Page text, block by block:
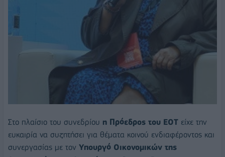
Στο πλαίσιο του συνεδρίου η Πρόεδρος του ΕΟΤ είχε την
ευκαιρία να συζητήσει για θέματα κοινού ενδιαφέροντος και
συνεργασίας με τον Υπουργό Οικονομικών της